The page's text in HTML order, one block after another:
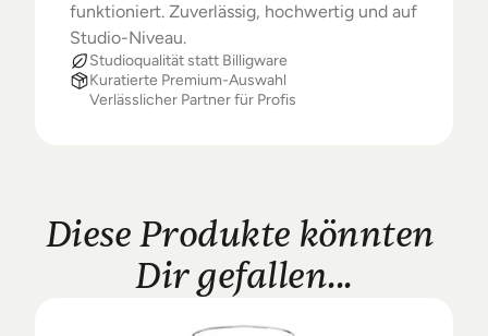
funktioniert. Zuverlässig, hochwertig und auf
Studio-Niveau.
Studioqualität statt Billigware
Kuratierte Premium-Auswahl
Verlässlicher Partner für Profis
Diese Produkte könnten
Dir gefallen...